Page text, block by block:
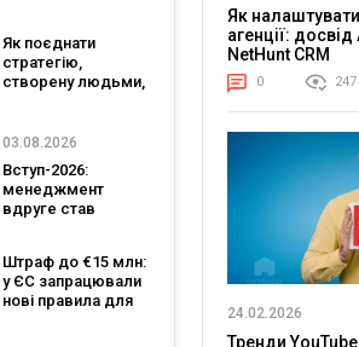
бренду
Як поєднати
стратегію,
створену людьми,
SHOTS
03.08.2026
Вступ-2026:
менеджмент
вдруге став
кількість заяв —
рекордна за 5
років
Штраф до €15 млн:
у ЄС запрацювали
нові правила для
Як
агенції:
NetHunt CRM
0 247
24.02.2026
Тренди